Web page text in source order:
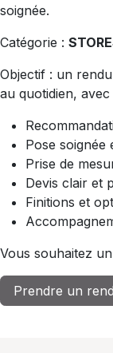
soignée.
Catégorie :
Objectif : un
au quotidien,
Pose soignée
Prise de
Devis clair et
Finitions et
Vous souhaitez
Prendre un